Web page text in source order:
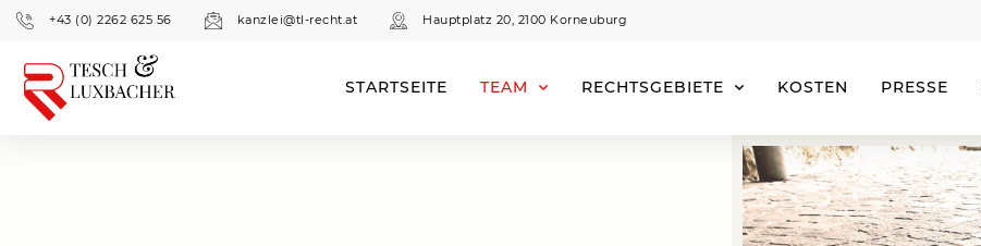
+43 (0) 2262 625 56 kanzlei@tl-recht.at Hauptplatz 20, 2100 Korneuburg
STARTSEITE TEAM RECHTSGEBIETE KOSTEN PRESSE